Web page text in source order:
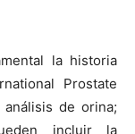
la historia
Prostate
de orina;
incluir la